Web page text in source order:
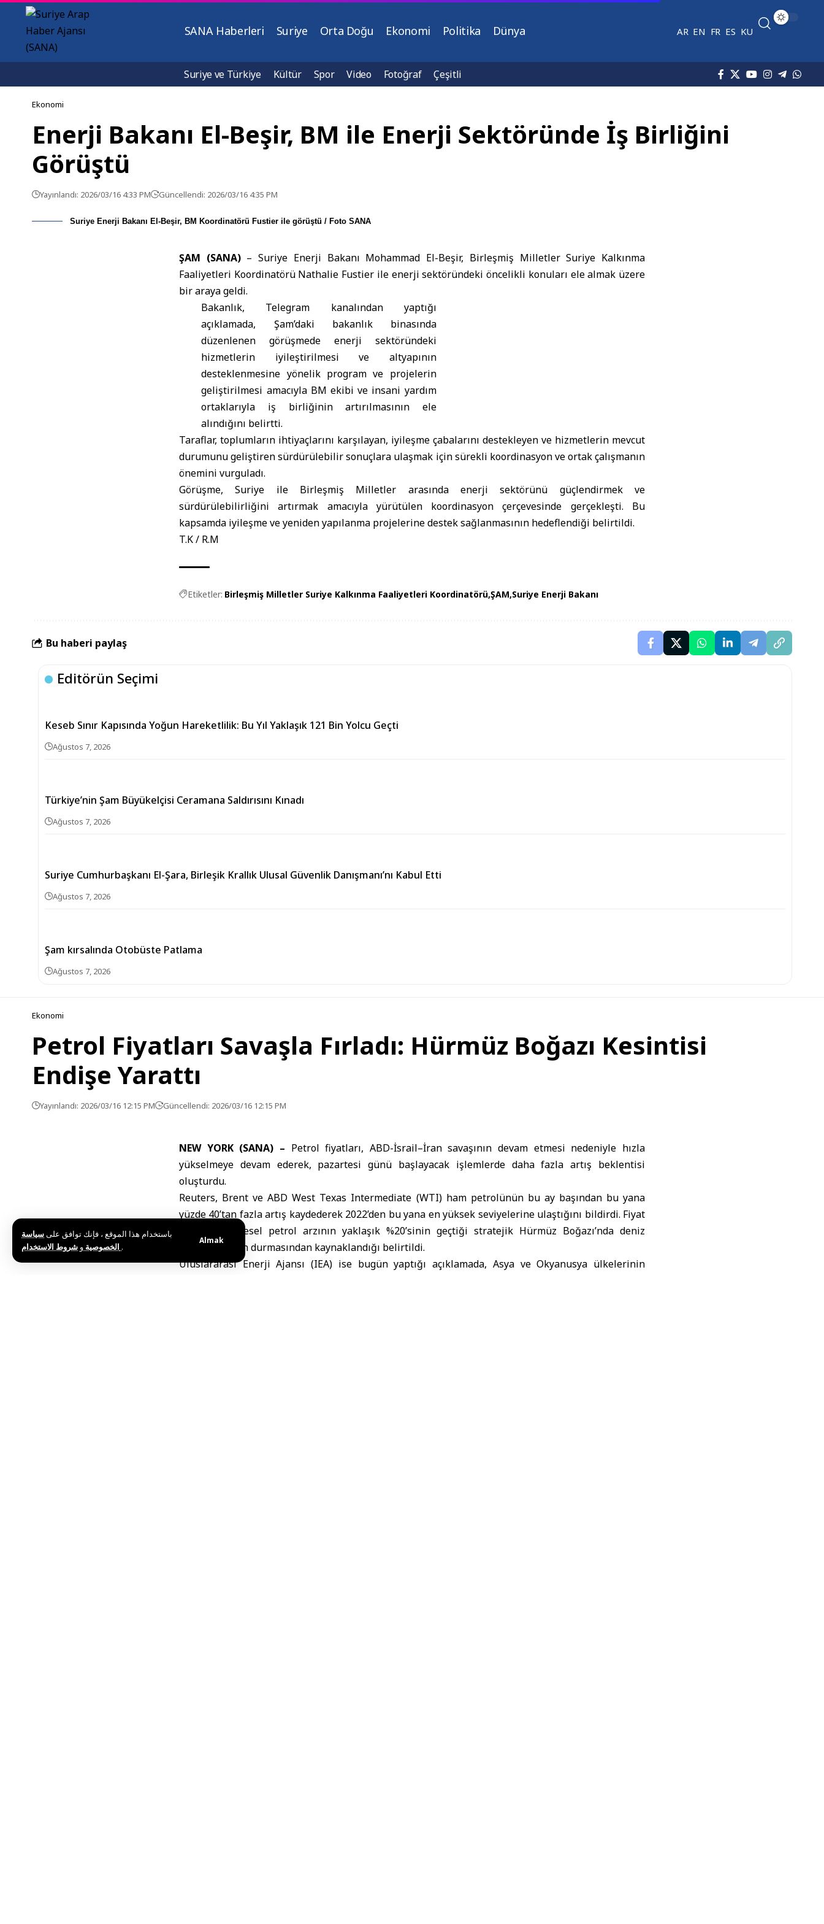
باستخدام هذا الموقع ، فإنك توافق علىسياسة
الخصوصية و .
Almak
SANA Haberleri Suriye Orta Doğu Ekonomi Politika Dünya AR EN FR ES KU
Suriye ve Türkiye Kültür Spor Video Fotoğraf Çeşitli
Ekonomi
Enerji Bakanı El-Beşir, BM ile Enerji Sektöründe İş Birliğini
Görüştü
Yayınlandı: 2026/03/16 4:33 PM Güncellendi: 2026/03/16 4:35 PM
Suriye Enerji Bakanı El-Beşir, BM Koordinatörü Fustier ile görüştü / Foto SANA
ŞAM (SANA) –Suriye Enerji Bakanı Mohammad El-Beşir, Birleşmiş Milletler Suriye Kalkınma
Faaliyetleri Koordinatörü Nathalie Fustier ile enerji sektöründeki öncelikli konuları ele almak üzere
bir araya geldi.
Bakanlık, Telegram kanalından yaptığı
açıklamada, Şam’daki bakanlık binasında
düzenlenen görüşmede enerji sektöründeki
hizmetlerin iyileştirilmesi ve altyapının
desteklenmesine yönelik program ve projelerin
geliştirilmesi amacıyla BM ekibi ve insani yardım
ortaklarıyla iş birliğinin artırılmasının ele
alındığını belirtti.
Taraflar, toplumların ihtiyaçlarını karşılayan, iyileşme çabalarını destekleyen ve hizmetlerin mevcut
durumunu geliştiren sürdürülebilir sonuçlara ulaşmak için sürekli koordinasyon ve ortak çalışmanın
önemini vurguladı.
Görüşme, Suriye ile Birleşmiş Milletler arasında enerji sektörünü güçlendirmek ve
sürdürülebilirliğini artırmak amacıyla yürütülen koordinasyon çerçevesinde gerçekleşti. Bu
kapsamda iyileşme ve yeniden yapılanma projelerine destek sağlanmasının hedeflendiği belirtildi.
T.K / R.M
Etiketler: Birleşmiş Milletler Suriye Kalkınma Faaliyetleri Koordinatörü ŞAM Suriye Enerji Bakanı
Bu haberi paylaş
Editörün Seçimi
Keseb Sınır Kapısında Yoğun Hareketlilik: Bu Yıl Yaklaşık 121 Bin Yolcu Geçti
Ağustos 7, 2026
Türkiye’nin Şam Büyükelçisi Ceramana Saldırısını Kınadı
Ağustos 7, 2026
Suriye Cumhurbaşkanı El-Şara, Birleşik Krallık Ulusal Güvenlik Danışmanı’nı Kabul Etti
Ağustos 7, 2026
Şam kırsalında Otobüste Patlama
Ağustos 7, 2026
Ekonomi
Petrol Fiyatları Savaşla Fırladı: Hürmüz Boğazı Kesintisi
Endişe Yarattı
Yayınlandı: 2026/03/16 12:15 PM Güncellendi: 2026/03/16 12:15 PM
NEW YORK (SANA) – Petrol fiyatları, ABD-İsrail–İran savaşının devam etmesi nedeniyle hızla
yükselmeye devam ederek, pazartesi günü başlayacak işlemlerde daha fazla artış beklentisi
oluşturdu.
Reuters, Brent ve ABD West Texas Intermediate (WTI) ham petrolünün bu ay başından bu yana
yüzde 40’tan fazla artış kaydederek 2022’den bu yana en yüksek seviyelerine ulaştığını bildirdi. Fiyat
artışının, küresel petrol arzının yaklaşık %20’sinin geçtiği stratejik Hürmüz Boğazı’nda deniz
taşımacılığının durmasından kaynaklandığı belirtildi.
Uluslararası Enerji Ajansı (IEA) ise bugün yaptığı açıklamada, Asya ve Okyanusya ülkelerinin